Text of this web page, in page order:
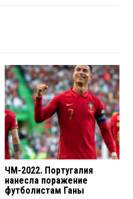
ЧМ-2022. Португалия
нанесла поражение
футболистам Ганы